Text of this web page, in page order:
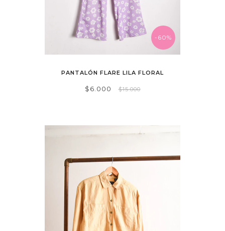
-60%
PANTALÓN FLARE LILA FLORAL
$6.000 $15.000